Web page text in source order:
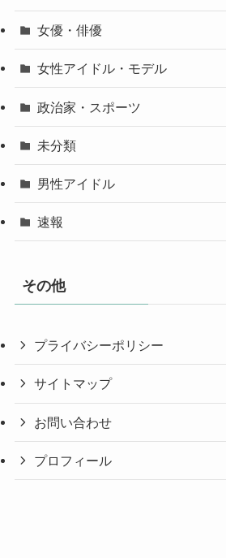
女優・俳優
女性アイドル・モデル
政治家・スポーツ
未分類
男性アイドル
速報
その他
プライバシーポリシー
サイトマップ
お問い合わせ
プロフィール